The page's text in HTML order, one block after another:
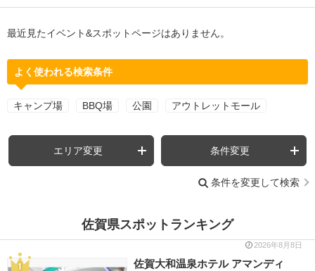
最近見たイベント&スポットページはありません。
よく使われる検索条件
キャンプ場 BBQ場 公園 アウトレットモール
エリア変更 条件変更
条件を変更して検索
佐賀県スポットランキング
2026年8月8日
佐賀大和温泉ホテル アマンディ